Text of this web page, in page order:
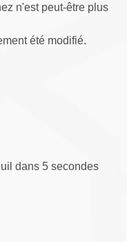
n'est peut-être plus
été modifié.
dans 5 secondes